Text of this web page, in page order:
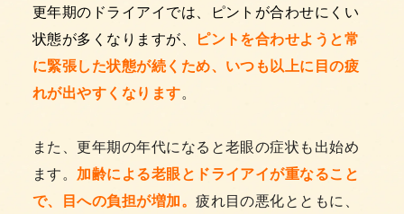
更年期のドライアイでは、ピントが合わせにくい
状態が多くなりますが、
ピントを合わせようと常
に緊張した状態が続くため、いつも以上に目の疲
れが出やすくなります。
また、更年期の年代になると老眼の症状も出始め
ます。 加齢による老眼とドライアイが重なること
で、目への負担が増加。疲れ目の悪化とともに、